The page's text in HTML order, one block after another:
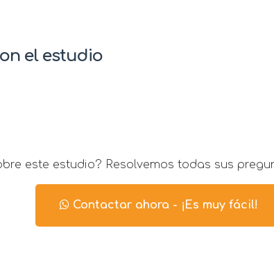
el estudio
este estudio? Resolvemos todas sus
Contactar ahora - ¡Es muy fácil!